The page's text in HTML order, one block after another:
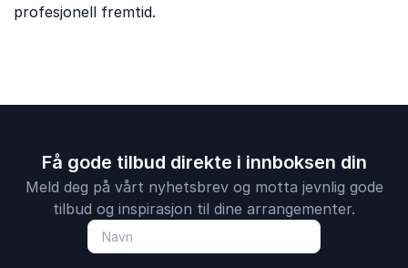
profesjonell fremtid.
Få gode tilbud direkte i innboksen din
Meld deg på vårt nyhetsbrev og motta jevnlig gode
tilbud og inspirasjon til dine arrangementer.